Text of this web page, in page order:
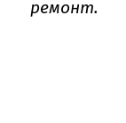
ремонт.